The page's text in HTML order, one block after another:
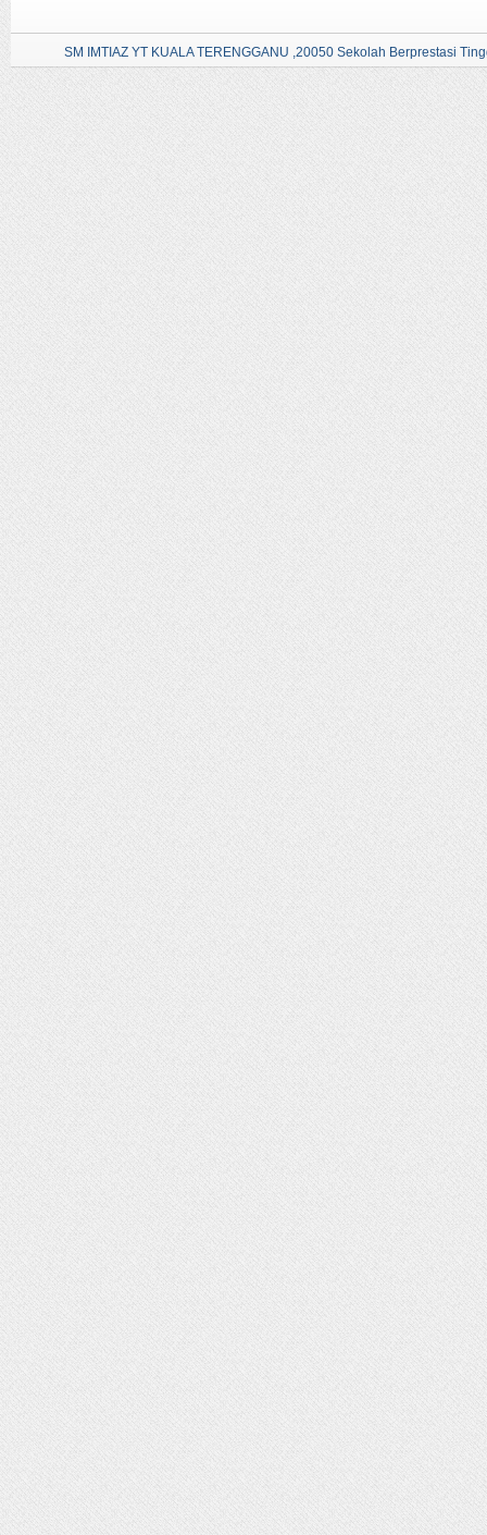
SM IMTIAZ YT KUALA TERENGGANU ,20050 Sekolah Berprestasi